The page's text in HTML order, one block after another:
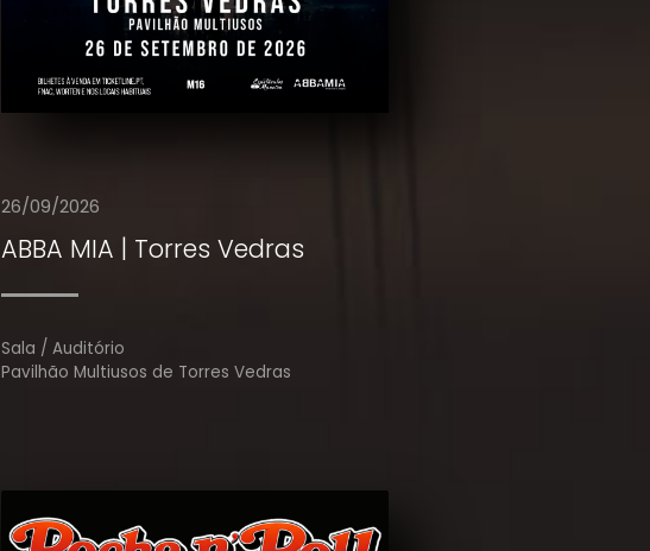
26/09/2026
ABBA MIA | Torres Vedras
Sala / Auditório
Pavilhão Multiusos de Torres Vedras